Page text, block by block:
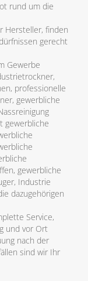
rund um die
Hersteller, finden
gerecht
Gewerbe
professionelle
gewerbliche
gewerbliche
gewerbliche
Industrie
dazugehörigen
Service,
und vor Ort
nach der
sind wir Ihr